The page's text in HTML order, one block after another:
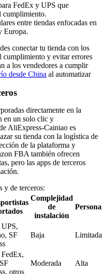
FedEx y UPS que
cumplimiento.
entre tiendas enfocadas en
Europa.
conectar tu tienda con los
cumplimiento y evitar errores
a los vendedores a cumplir
desde China al automatizar
directamente en la
en un solo clic y
AliExpress-Cainiao es
su tienda con la logística de
de la plataforma y
FBA también ofrecen
pero las apps de terceros
y de terceros:
Complejidad
de
instalación
SF
Baja Limitada
otros
Moderada Alta